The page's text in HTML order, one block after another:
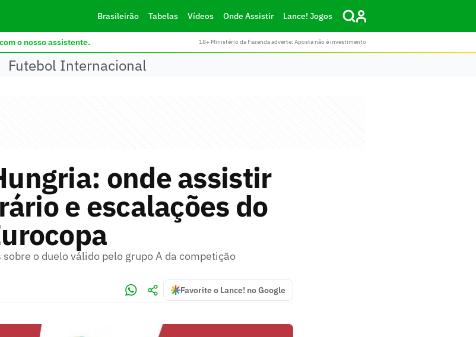
Brasileirão Tabelas Vídeos Onde Assistir Lance! Jogos
o nosso assistente. 18+ Ministério da Fazenda adverte: Aposta não é investimento
Futebol Internacional
onde assistir
e escalações do
o duelo válido pelo grupo A da competição
Favorite o Lance! no Google